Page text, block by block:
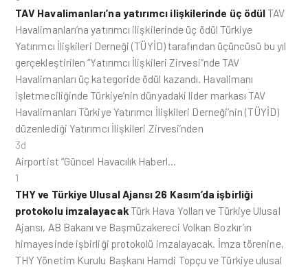
TAV Havalimanları’na yatırımcı ilişkilerinde üç ödülTAV
Havalimanları’na yatırımcı ilişkilerinde üç ödül Türkiye
Yatırımcı İlişkileri Derneği (TÜYİD) tarafından üçüncüsü bu yıl
gerçekleştirilen “Yatırımcı İlişkileri Zirvesi”nde TAV
Havalimanları üç kategoride ödül kazandı. Havalimanı
işletmeciliğinde Türkiye’nin dünyadaki lider markası TAV
Havalimanları Türkiye Yatırımcı İlişkileri Derneği’nin (TÜYİD)
düzenlediği Yatırımcı İlişkileri Zirvesi’nden
3d
Airportist “Güncel Havacılık Haberl…
1
THY ve Türkiye Ulusal Ajansı 26 Kasım’da işbirliği
protokolu imzalayacakTürk Hava Yolları ve Türkiye Ulusal
Ajansı, AB Bakanı ve Başmüzakereci Volkan Bozkır’ın
himayesinde işbirliği protokolü imzalayacak. İmza törenine,
THY Yönetim Kurulu Başkanı Hamdi Topçu ve Türkiye ulusal